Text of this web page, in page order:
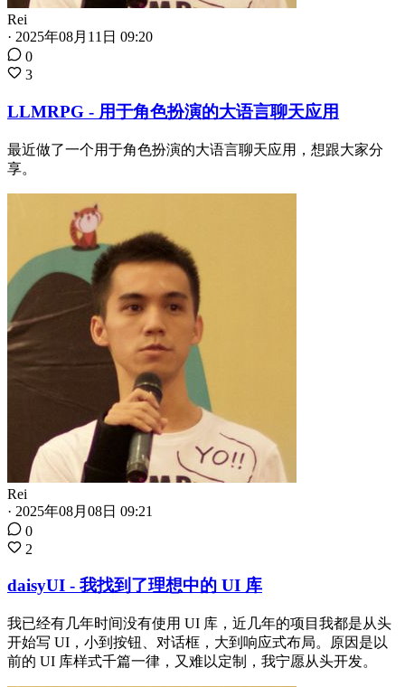
Rei
· 2025年08月11日 09:20
0
3
LLMRPG - 用于角色扮演的大语言聊天应用
最近做了一个用于角色扮演的大语言聊天应用，想跟大家分
享。
Rei
· 2025年08月08日 09:21
0
2
daisyUI - 我找到了理想中的 UI 库
我已经有几年时间没有使用 UI 库，近几年的项目我都是从头
开始写 UI，小到按钮、对话框，大到响应式布局。原因是以
前的 UI 库样式千篇一律，又难以定制，我宁愿从头开发。